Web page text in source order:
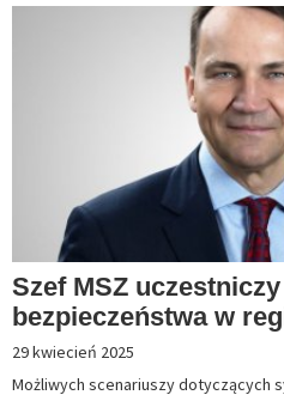
Szef MSZ
bezpieczeństwa w
29 kwiecień 2025
Możliwych scenariuszy dotyczących